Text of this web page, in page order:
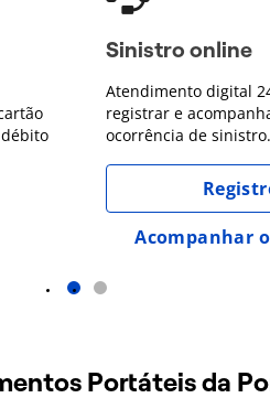
Sinistro online
Atendimento digital
registrar e
ocorrência de sinistro.
Acompanhar
1 2
Portáteis da